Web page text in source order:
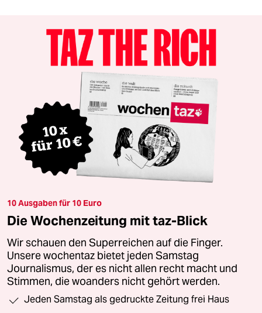
10 Ausgaben für 10 Euro
Die Wochenzeitung mit taz-Blick
Wir schauen den Superreichen auf die Finger.
Unsere wochentaz bietet jeden Samstag
Journalismus, der es nicht allen recht macht und
Stimmen, die woanders nicht gehört werden.
Jeden Samstag als gedruckte Zeitung frei Haus